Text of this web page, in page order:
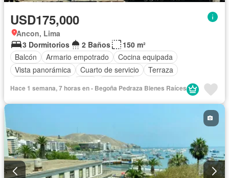
USD175,000
Ancon, Lima
3 Dormitorios
2 Baños
150 m²
Balcón
Armario empotrado
Cocina equipada
Vista panorámica
Cuarto de servicio
Terraza
Hace 1 semana, 7 horas en - Begoña Pedraza Bienes Raíces